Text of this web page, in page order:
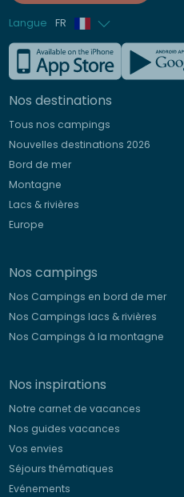
Langue FR
Anglais
Allemand
Italien
Espagnol
Néerlandais
Nos destinations
Tous nos campings
Nouvelles destinations 2026
Bord de mer
Montagne
Lacs & rivières
Europe
Nos campings
Nos Campings en bord de mer
Nos Campings lacs & rivières
Nos Campings à la montagne
Nos inspirations
Notre carnet de vacances
Nos guides vacances
Vos envies
Séjours thématiques
Evénements